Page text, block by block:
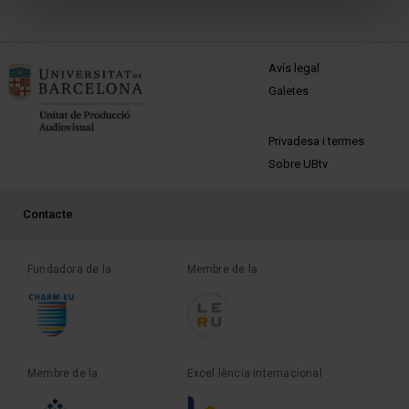
MENÚ PEU 1
Avís legal
Galetes
PEU 2
Privadesa i termes
Sobre UBtv
PEU 3
Contacte
Fundadora de la Membre de la
Membre de la Excel·lència internacional